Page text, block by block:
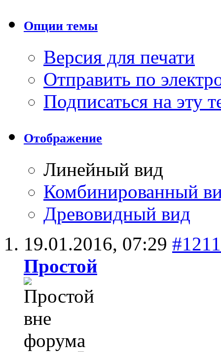
Опции темы
Версия для печати
Отправить по
Подписаться на эту
Отображение
Линейный вид
Комбинированный
Древовидный вид
19.01.2016, 07:29 #1211
Простой